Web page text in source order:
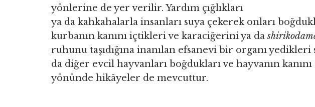
yönlerine de yer verilir. Yardım çığlıkları
ya da kahkahalarla insanları suya çekerek onları
kurbanın kanını içtikleri ve karaciğerini ya da
ruhunu taşıdığına inanılan efsanevi bir organı yedikleri
da diğer evcil hayvanları boğdukları ve hayvanın
yönünde hikâyeler de mevcuttur.